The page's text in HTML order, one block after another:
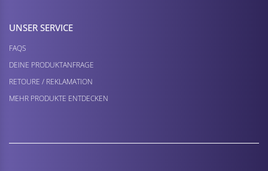
UNSER SERVICE
FAQS
DEINE PRODUKTANFRAGE
RETOURE / REKLAMATION
MEHR PRODUKTE ENTDECKEN